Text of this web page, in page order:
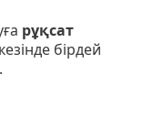
рұқсат
бірдей